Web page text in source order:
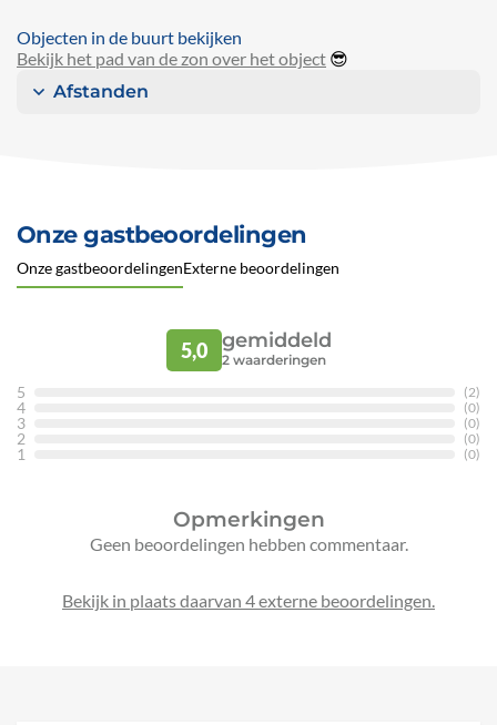
Objecten in de buurt bekijken
Bekijk het pad van de zon over het object 😎
Afstanden
Onze gastbeoordelingen
Onze gastbeoordelingenExterne beoordelingen
5,0 gemiddeld
2waarderingen
5 (2)
4 (0)
3 (0)
2 (0)
1 (0)
Opmerkingen
Geen beoordelingen hebben commentaar.
Bekijk in plaats daarvan 4 externe beoordelingen.